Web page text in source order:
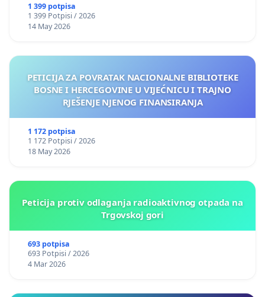
1 399 potpisa
1 399 Potpisi / 2026
14 May 2026
PETICIJA ZA POVRATAK NACIONALNE BIBLIOTEKE
BOSNE I HERCEGOVINE U VIJEĆNICU I TRAJNO
RJEŠENJE NJENOG FINANSIRANJA
1 172 potpisa
1 172 Potpisi / 2026
18 May 2026
Peticija protiv odlaganja radioaktivnog otpada na
Trgovskoj gori
693 potpisa
693 Potpisi / 2026
4 Mar 2026